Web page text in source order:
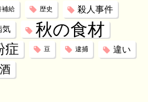
補給 歴史 殺人事件
気 秋の食材
症 豆 逮捕 違い